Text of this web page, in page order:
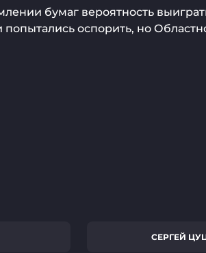
бумаг вероятность
оспорить, но
СЕРГЕЙ